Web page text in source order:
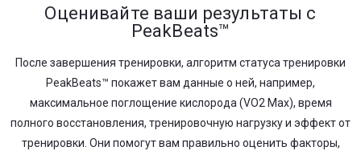
Оценивайте ваши результаты с
PeakBeats™
После завершения тренировки, алгоритм статуса тренировки
PeakBeats™ покажет вам данные о ней, например,
максимальное поглощение кислорода (VO2 Max), время
полного восстановления, тренировочную нагрузку и эффект от
тренировки. Они помогут вам правильно оценить факторы,